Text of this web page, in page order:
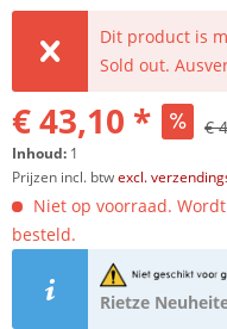
Dit product is
Sold out.
€ 43,10 * €
Inhoud: 1
Prijzen incl. btwexcl.
Niet op voorraad.
besteld.
Rietze